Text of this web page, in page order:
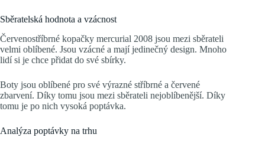
Sběratelská hodnota a vzácnost
Červenostříbrné kopačky mercurial 2008 jsou mezi sběrateli
velmi oblíbené. Jsou vzácné a mají jedinečný design. Mnoho
lidí si je chce přidat do své sbírky.
Boty jsou oblíbené pro své výrazné stříbrné a červené
zbarvení. Díky tomu jsou mezi sběrateli nejoblíbenější. Díky
tomu je po nich vysoká poptávka.
Analýza poptávky na trhu